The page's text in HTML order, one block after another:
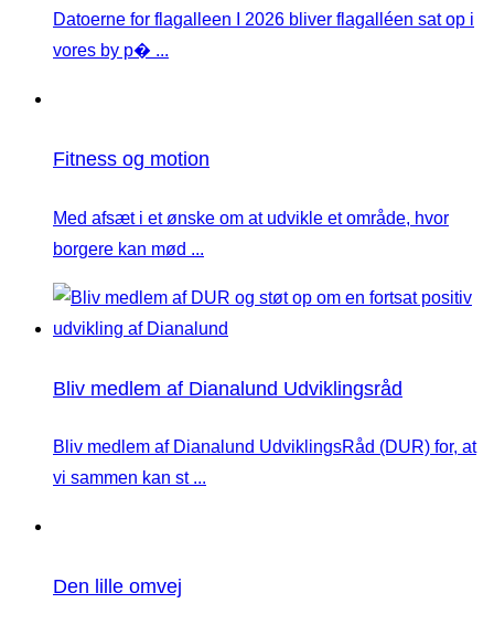
Datoerne for flagalleen I 2026 bliver flagalléen sat op i
vores by p� ...
Fitness og motion
Med afsæt i et ønske om at udvikle et område, hvor
borgere kan mød ...
Bliv medlem af Dianalund Udviklingsråd
Bliv medlem af Dianalund UdviklingsRåd (DUR) for, at
vi sammen kan st ...
Den lille omvej